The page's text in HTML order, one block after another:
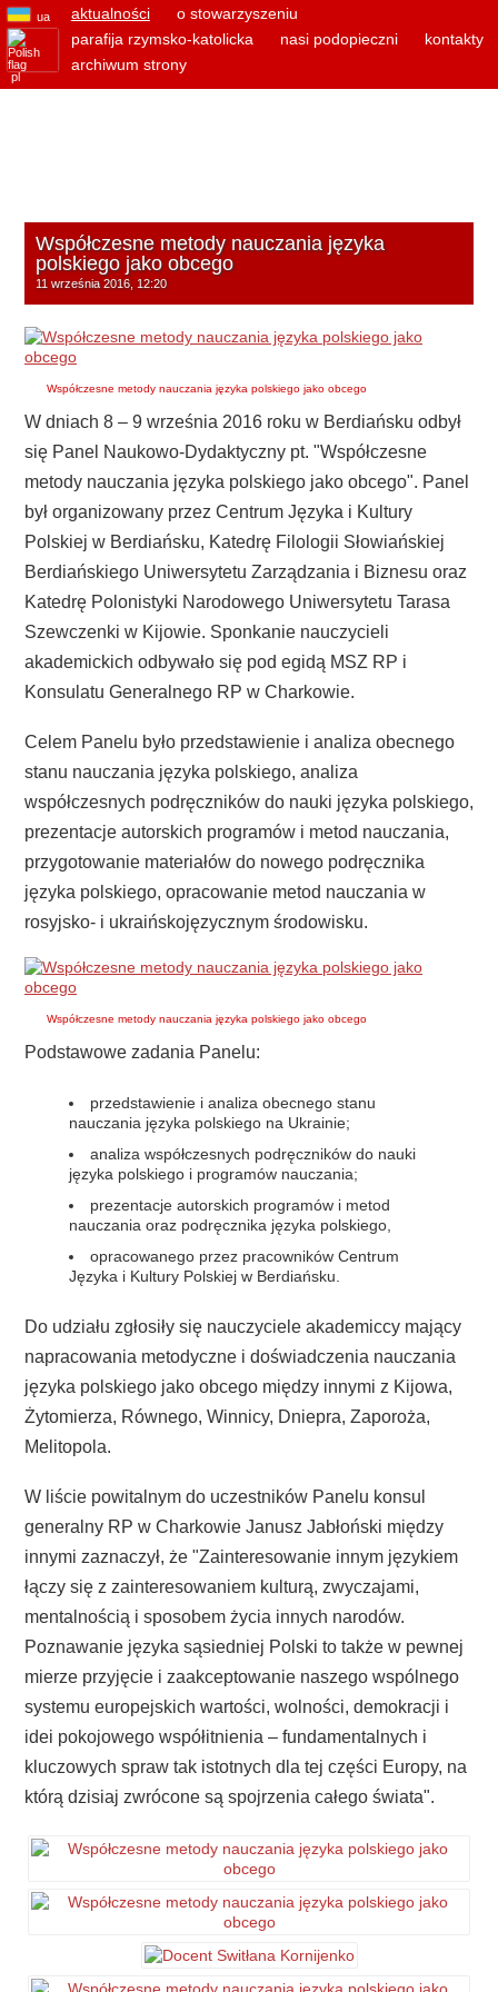
ua
pl
aktualności
o stowarzyszeniu
parafija rzymsko-katolicka
nasi podopieczni
kontakty
archiwum strony
Współczesne metody nauczania języka
polskiego jako obcego
11 września 2016, 12:20
Współczesne metody nauczania języka polskiego jako obcego
W dniach 8 – 9 września 2016 roku w Berdiańsku odbył
się Panel Naukowo-Dydaktyczny pt. "Współczesne
metody nauczania języka polskiego jako obcego". Panel
był organizowany przez Centrum Języka i Kultury
Polskiej w Berdiańsku, Katedrę Filologii Słowiańskiej
Berdiańskiego Uniwersytetu Zarządzania i Biznesu oraz
Katedrę Polonistyki Narodowego Uniwersytetu Tarasa
Szewczenki w Kijowie. Sponkanie nauczycieli
akademickich odbywało się pod egidą MSZ RP i
Konsulatu Generalnego RP w Charkowie.
Celem Panelu było przedstawienie i analiza obecnego
stanu nauczania języka polskiego, analiza
współczesnych podręczników do nauki języka polskiego,
prezentacje autorskich programów i metod nauczania,
przygotowanie materiałów do nowego podręcznika
języka polskiego, opracowanie metod nauczania w
rosyjsko- i ukraińskojęzycznym środowisku.
Współczesne metody nauczania języka polskiego jako obcego
Podstawowe zadania Panelu:
przedstawienie i analiza obecnego stanu
nauczania języka polskiego na Ukrainie;
analiza współczesnych podręczników do nauki
języka polskiego i programów nauczania;
prezentacje autorskich programów i metod
nauczania oraz podręcznika języka polskiego,
opracowanego przez pracowników Centrum
Języka i Kultury Polskiej w Berdiańsku.
Do udziału zgłosiły się nauczyciele akademiccy mający
napracowania metodyczne i doświadczenia nauczania
języka polskiego jako obcego między innymi z Kijowa,
Żytomierza, Równego, Winnicy, Dniepra, Zaporoża,
Melitopola.
W liście powitalnym do uczestników Panelu konsul
generalny RP w Charkowie Janusz Jabłoński między
innymi zaznaczył, że "Zainteresowanie innym językiem
łączy się z zainteresowaniem kulturą, zwyczajami,
mentalnością i sposobem życia innych narodów.
Poznawanie języka sąsiedniej Polski to także w pewnej
mierze przyjęcie i zaakceptowanie naszego wspólnego
systemu europejskich wartości, wolności, demokracji i
idei pokojowego współitnienia – fundamentalnych i
kluczowych spraw tak istotnych dla tej części Europy, na
którą dzisiaj zwrócone są spojrzenia całego świata".